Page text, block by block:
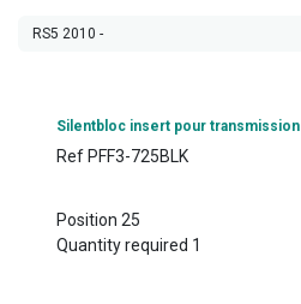
Silentbloc insert pour transmission
Ref PFF3-725BLK
Position 25
Quantity required 1